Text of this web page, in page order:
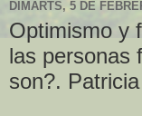
DIMARTS, 5 DE
Optimismo y
las personas
son?.